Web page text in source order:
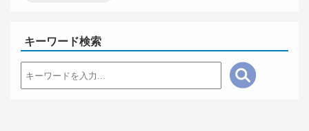
キーワード検索